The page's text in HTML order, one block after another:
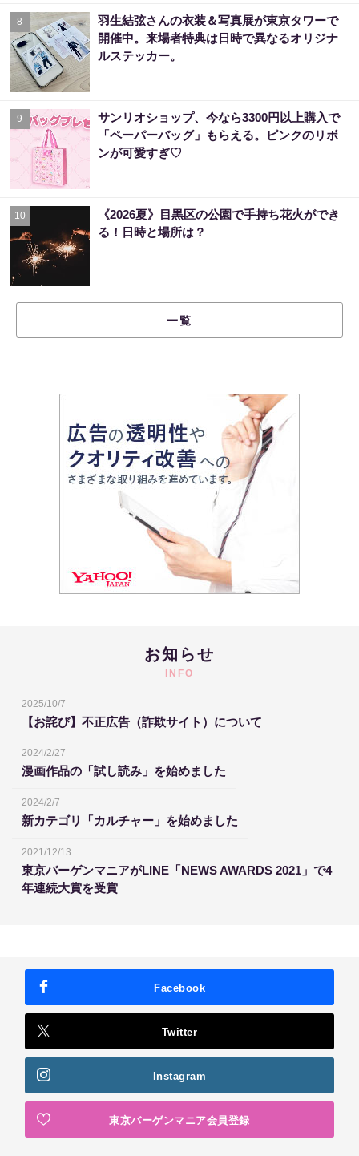
8
羽生結弦さんの衣装＆写真展が東京タワーで
開催中。来場者特典は日時で異なるオリジナ
ルステッカー。
9
サンリオショップ、今なら3300円以上購入で
「ペーパーバッグ」もらえる。ピンクのリボ
ンが可愛すぎ♡
10
《2026夏》目黒区の公園で手持ち花火ができ
る！日時と場所は？
一覧
お知らせ
INFO
2025/10/7
【お詫び】不正広告（詐欺サイト）について
2024/2/27
漫画作品の「試し読み」を始めました
2024/2/7
新カテゴリ「カルチャー」を始めました
2021/12/13
東京バーゲンマニアがLINE「NEWS AWARDS 2021」で4
年連続大賞を受賞
Facebook
Twitter
Instagram
東京バーゲンマニア会員登録